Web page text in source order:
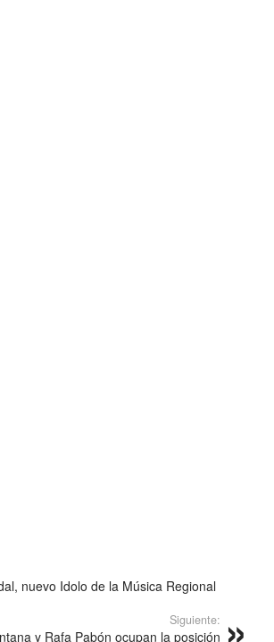
nuevo Idolo de la Música Regional
Siguiente:
y Rafa Pabón ocupan la posición